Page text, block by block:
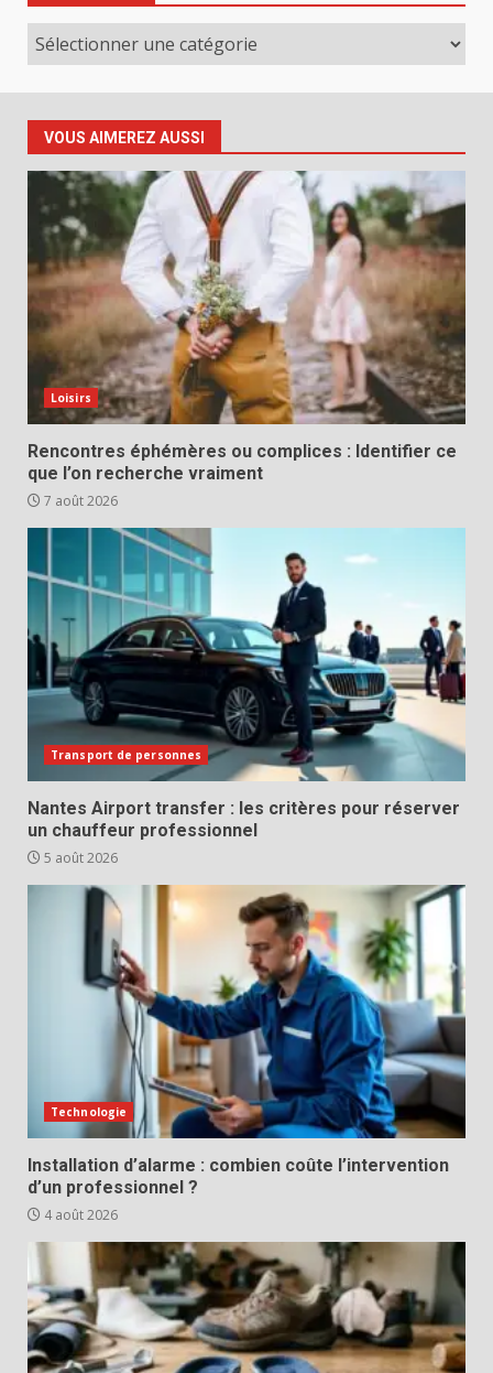
Catégories
VOUS AIMEREZ AUSSI
Loisirs
Rencontres éphémères ou complices : Identifier ce
que l’on recherche vraiment
7 août 2026
Transport de personnes
Nantes Airport transfer : les critères pour réserver
un chauffeur professionnel
5 août 2026
Technologie
Installation d’alarme : combien coûte l’intervention
d’un professionnel ?
4 août 2026